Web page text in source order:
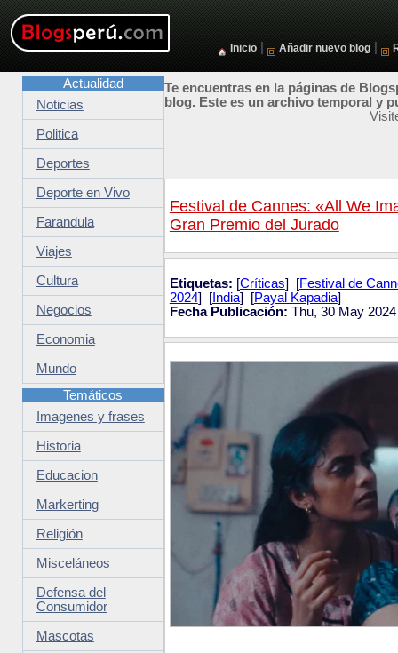
Inicio Añadir nuevo blog
Te encuentras en la páginas de
blog. Este es un archivo temporal y
Festival de Cannes: «All We
Gran Premio del Jurado
Etiquetas: [Críticas] [Festival de
2024] [India] [Payal Kapadia]
Fecha Publicación: Thu, 30 May
Actualidad
Noticias
Politica
Deportes
Deporte en Vivo
Farandula
Viajes
Cultura
Negocios
Economia
Mundo
Temáticos
Imagenes y frases
Historia
Educacion
Markerting
Religión
Misceláneos
Defensa del
Consumidor
Mascotas